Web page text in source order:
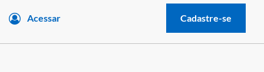
Acessar Cadastre-se